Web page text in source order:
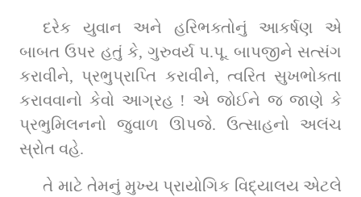
દરેક યુવાન અને હરિભક્તોનું આકર્ષણ એ
બાબત ઉપર હતું કે, ગુરુવર્ય પ.પૂ. બાપજીને સત્સંગ
કરાવીને, પ્રભુપ્રાપ્તિ કરાવીને, ત્વરિત સુખભોક્તા
કરાવવાનો કેવો આગ્રહ ! એ જોઈને જ જાણે કે
પ્રભુમિલનનો જુવાળ ઊપજે. ઉત્સાહનો અલંચ
સ્રોત વહે.
તે માટે તેમનું મુખ્ય પ્રાયોગિક વિદ્યાલય એટલે